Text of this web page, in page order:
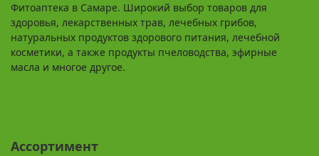
Фитоаптека в Самаре. Широкий выбор товаров для
здоровья, лекарственных трав, лечебных грибов,
натуральных продуктов здорового питания, лечебной
косметики, а также продукты пчеловодства, эфирные
масла и многое другое.
Ассортимент